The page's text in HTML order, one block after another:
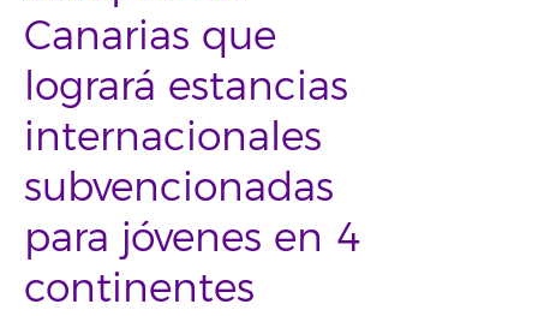
Canarias que
logrará estancias
internacionales
subvencionadas
para jóvenes en 4
continentes